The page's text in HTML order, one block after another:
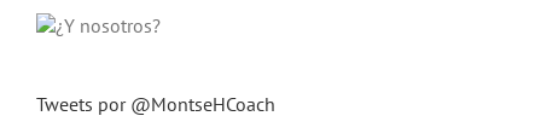
Tweets por @MontseHCoach